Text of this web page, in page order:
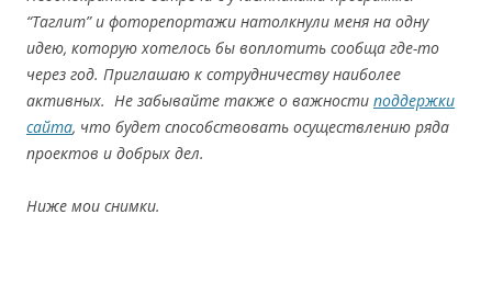
“Таглит” и фоторепортажи натолкнули меня на одну
идею, которую хотелось бы воплотить сообща где-то
через год. Приглашаю к сотрудничеству наиболее
активных. Не забывайте также о важности поддержки
сайта, что будет способствовать осуществлению ряда
проектов и добрых дел.
Ниже мои снимки.